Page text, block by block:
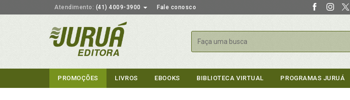
Atendimento: (41) 4009-3900 Fale conosco
Buscar
PROMOÇÕES LIVROS EBOOKS BIBLIOTECA VIRTUAL PROGRAMAS JURUÁ